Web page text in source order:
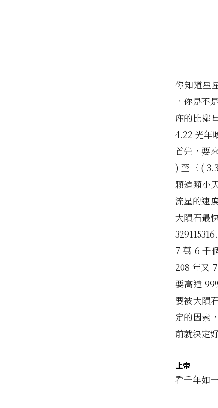
你知道星
，你是不
座的比鄰
4.22 光年
首先，要
) 至三 (
顆這類小
流星的速
大隕石最
7 萬 6 千
208 年又
要高達
要被大隕
定的因素
前就決定
上帝
看千年如